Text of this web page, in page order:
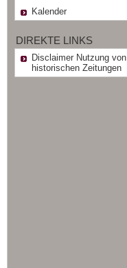
Kalender
DIREKTE LINKS
Disclaimer Nutzung von
historischen Zeitungen